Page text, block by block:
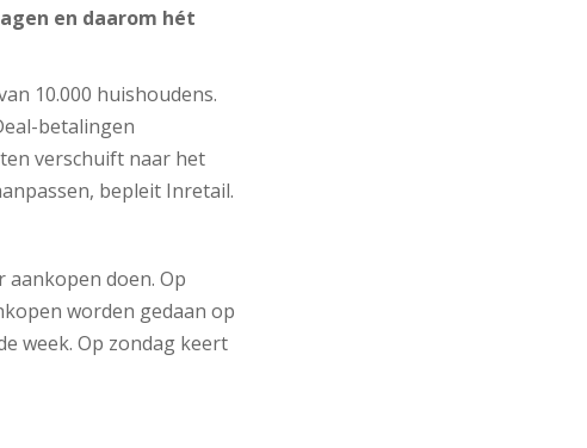
en daarom hét
10.000 huishoudens.
betalingen
verschuift naar het
bepleit Inretail.
doen. Op
worden gedaan op
week. Op zondag keert